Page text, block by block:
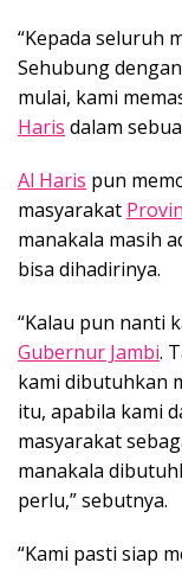
“Kepada seluruh
Sehubung
mulai, kami
Haris dalam
Al Haris pun
masyarakat
manakala masih
bisa dihadirinya.
“Kalau pun nanti
Gubernur Jambi.
kami dibutuhkan
itu, apabila kami
masyarakat
manakala
perlu,” sebutnya.
“Kami pasti siap